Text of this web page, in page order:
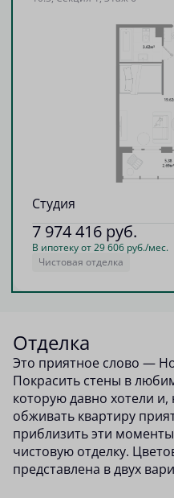
Студия
7 974 416 руб.
В ипотеку от 29 606 руб./мес.
Чистовая отделка
Отделка
Это приятное слово —
Покрасить стены в
которую давно хотели
обживать квартиру
приблизить эти
чистовую отделку.
представлена в двух